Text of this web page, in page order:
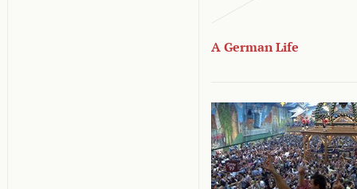
A German Life